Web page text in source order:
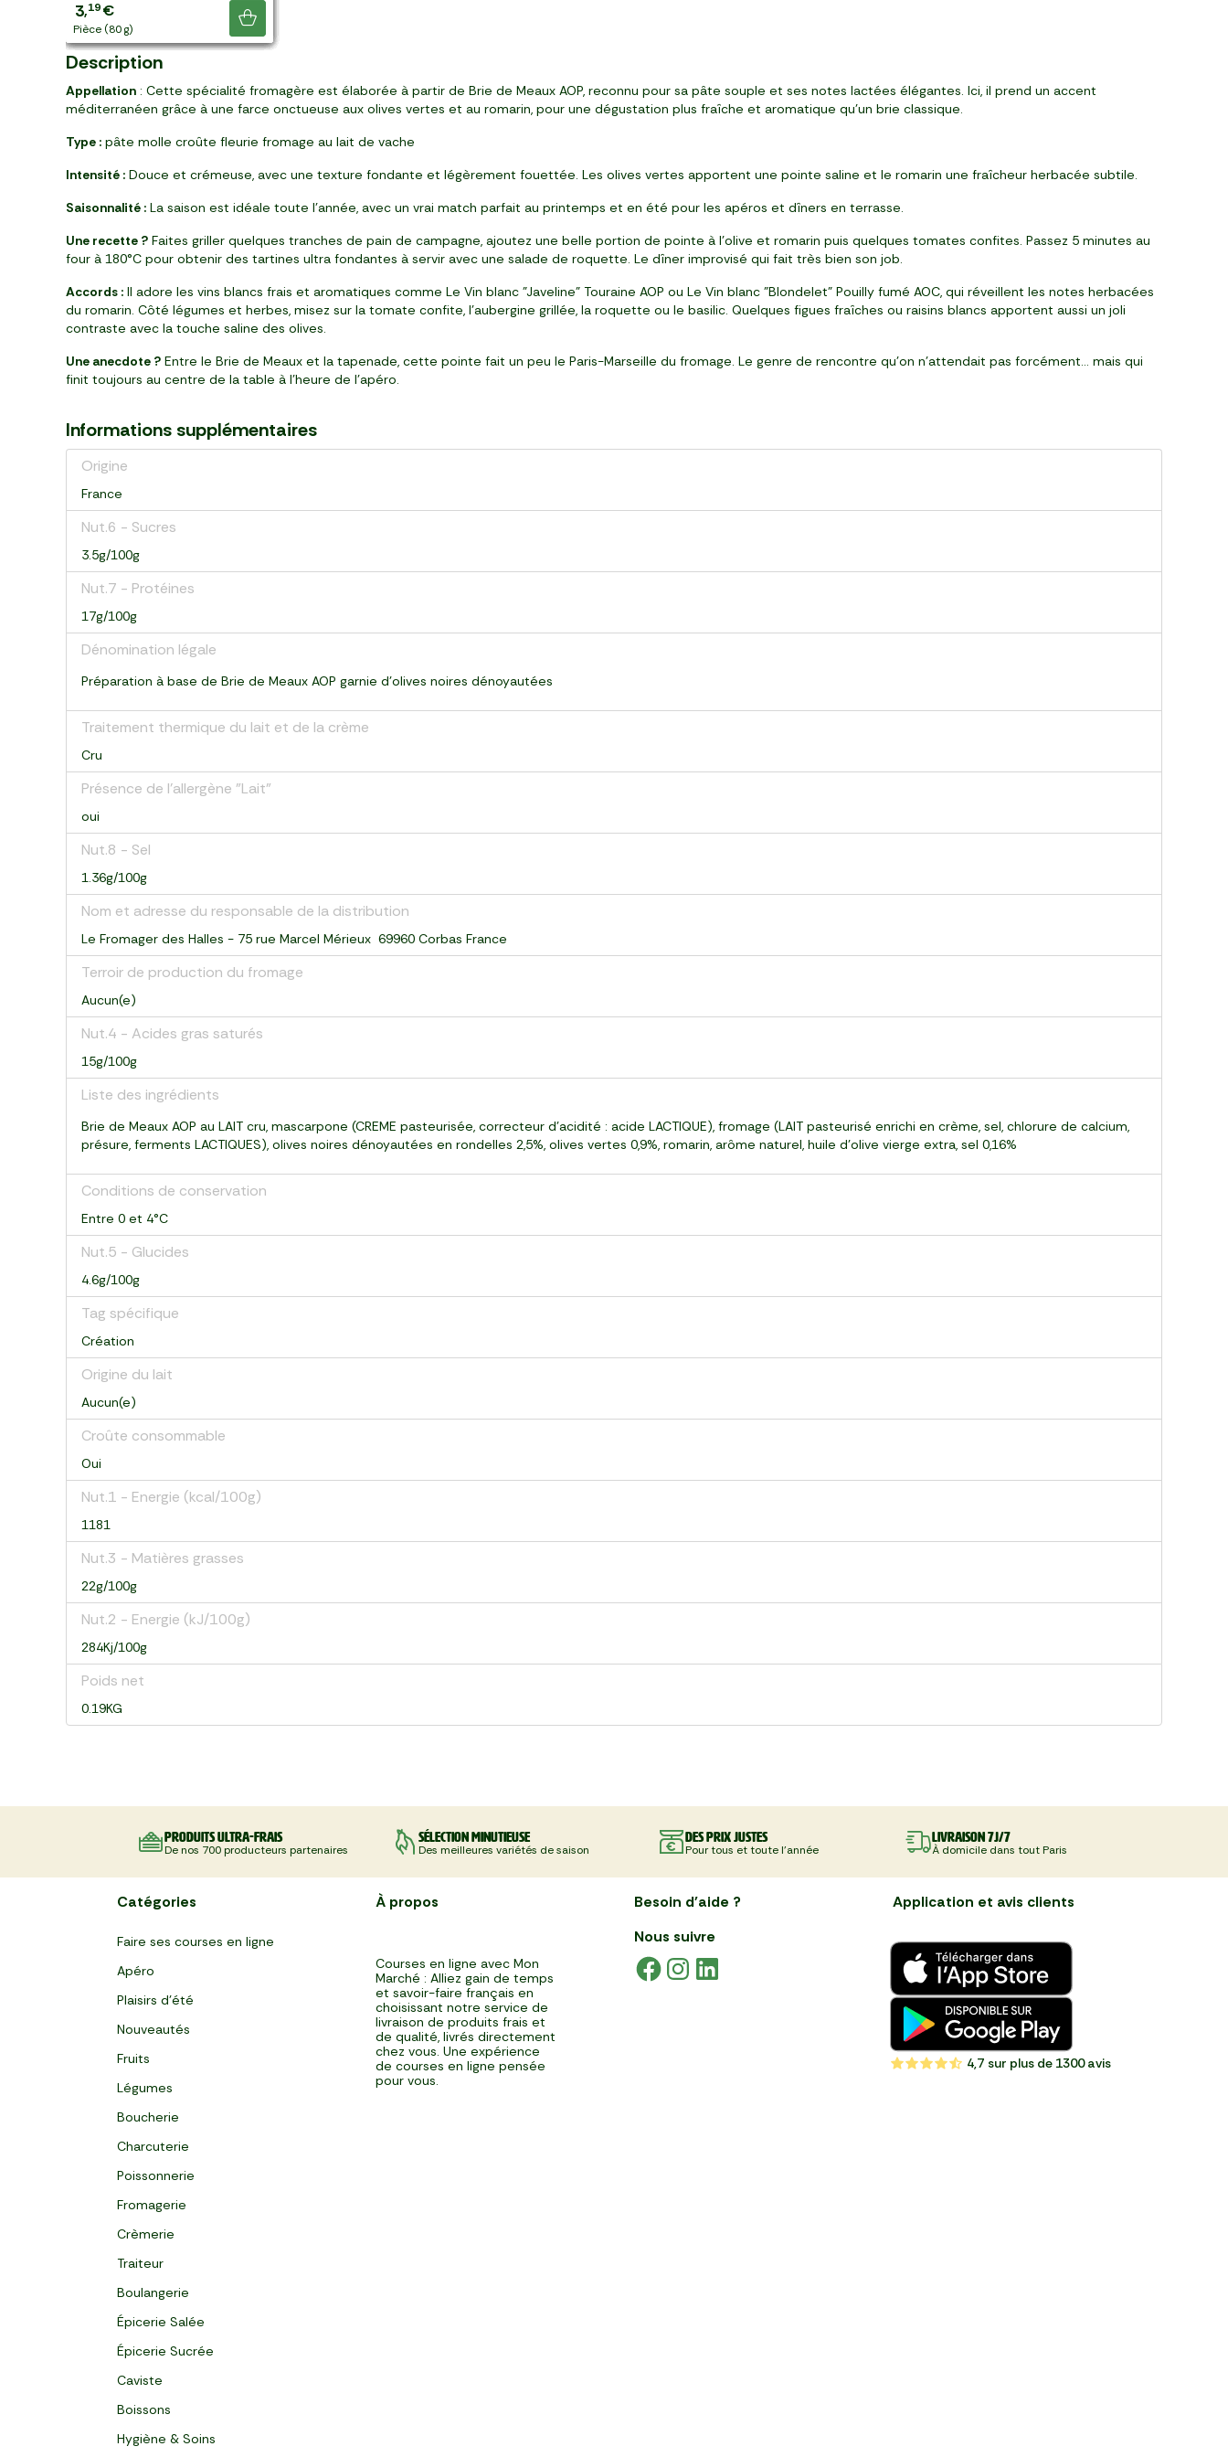
4,75€
pièce (190 g)
7,14€
pièce (170 g)
3,90€
pièce (260 g)
3,30€
pièce (150 g)
5,39€
pièce (150 g)
3,29€
pièce (70 g)
2,99€
pièce (80 g)
3,49€
pièce (100 g)
2,99€
pièce (80 g)
5,44€
pièce (240 g)
4,49€
pièce (250 g)
5,40€
pièce (270 g)
3,19€
pièce (80 g)
Description
Appellation : Cette spécialité fromagère est élaborée à partir de Brie de Meaux AOP, reconnu pour sa pâte souple et ses notes lactées élégantes. Ici, il prend un accent
méditerranéen grâce à une farce onctueuse aux olives vertes et au romarin, pour une dégustation plus fraîche et aromatique qu’un brie classique.
Type : pâte molle croûte fleurie fromage au lait de vache
Intensité : Douce et crémeuse, avec une texture fondante et légèrement fouettée. Les olives vertes apportent une pointe saline et le romarin une fraîcheur herbacée subtile.
Saisonnalité : La saison est idéale toute l’année, avec un vrai match parfait au printemps et en été pour les apéros et dîners en terrasse.
Une recette ? Faites griller quelques tranches de pain de campagne, ajoutez une belle portion de pointe à l’olive et romarin puis quelques tomates confites. Passez 5 minutes au
four à 180°C pour obtenir des tartines ultra fondantes à servir avec une salade de roquette. Le dîner improvisé qui fait très bien son job.
Accords : Il adore les vins blancs frais et aromatiques comme Le Vin blanc "Javeline" Touraine AOP ou Le Vin blanc "Blondelet" Pouilly fumé AOC, qui réveillent les notes herbacées
du romarin. Côté légumes et herbes, misez sur la tomate confite, l’aubergine grillée, la roquette ou le basilic. Quelques figues fraîches ou raisins blancs apportent aussi un joli
contraste avec la touche saline des olives.
Une anecdote ? Entre le Brie de Meaux et la tapenade, cette pointe fait un peu le Paris-Marseille du fromage. Le genre de rencontre qu’on n’attendait pas forcément… mais qui
finit toujours au centre de la table à l’heure de l’apéro.
Informations supplémentaires
Origine
France
Nut.6 - Sucres
3.5g/100g
Nut.7 - Protéines
17g/100g
Dénomination légale
Préparation à base de Brie de Meaux AOP garnie d'olives noires dénoyautées
Traitement thermique du lait et de la crème
Cru
Présence de l'allergène "Lait"
oui
Nut.8 - Sel
1.36g/100g
Nom et adresse du responsable de la distribution
Le Fromager des Halles - 75 rue Marcel Mérieux 69960 Corbas France
Terroir de production du fromage
Aucun(e)
Nut.4 - Acides gras saturés
15g/100g
Liste des ingrédients
Brie de Meaux AOP au LAIT cru, mascarpone (CREME pasteurisée, correcteur d'acidité : acide LACTIQUE), fromage (LAIT pasteurisé enrichi en crème, sel, chlorure de calcium,
présure, ferments LACTIQUES), olives noires dénoyautées en rondelles 2,5%, olives vertes 0,9%, romarin, arôme naturel, huile d'olive vierge extra, sel 0,16%
Conditions de conservation
Entre 0 et 4°C
Nut.5 - Glucides
4.6g/100g
Tag spécifique
Création
Origine du lait
Aucun(e)
Croûte consommable
Oui
Nut.1 - Energie (kcal/100g)
1181
Nut.3 - Matières grasses
22g/100g
Nut.2 - Energie (kJ/100g)
284Kj/100g
Poids net
0.19KG
Produits ultra-frais
De nos 700 producteurs partenaires
Sélection minutieuse
Des meilleures variétés de saison
Des prix justes
Pour tous et toute l'année
Livraison 7J/7
À domicile dans tout Paris
Catégories
Faire ses courses en ligne
Apéro
Plaisirs d'été
Nouveautés
Fruits
Légumes
Boucherie
Charcuterie
Poissonnerie
Fromagerie
Crèmerie
Traiteur
Boulangerie
Épicerie Salée
Épicerie Sucrée
Caviste
Boissons
Hygiène & Soins
À propos
Courses en ligne avec Mon
Marché : Alliez gain de temps
et savoir-faire français en
choisissant notre service de
livraison de produits frais et
de qualité, livrés directement
chez vous. Une expérience
de courses en ligne pensée
pour vous.
Besoin d'aide ?
Nous suivre
Application et avis clients
4,7 sur plus de 1300 avis